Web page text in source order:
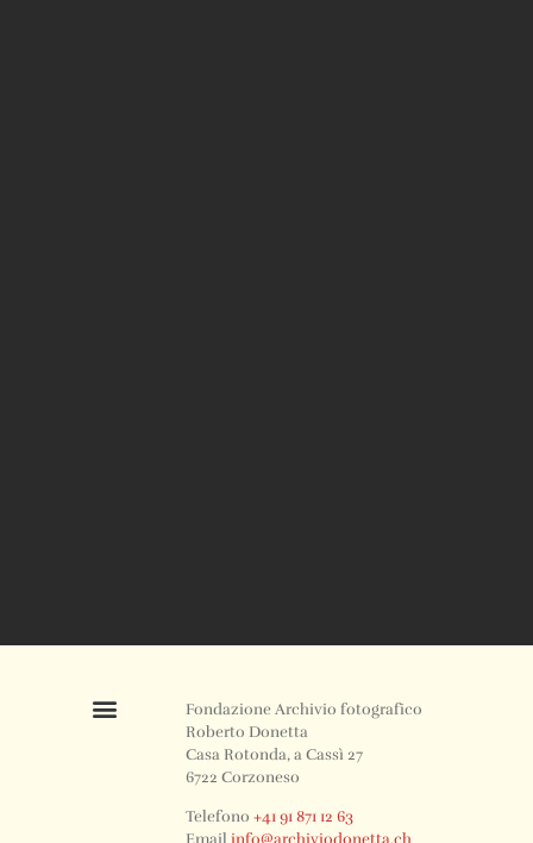
Fondazione Archivio fotografico
Roberto Donetta
Casa Rotonda, a Cassì 27
6722 Corzoneso
Telefono+41 91 871 12 63